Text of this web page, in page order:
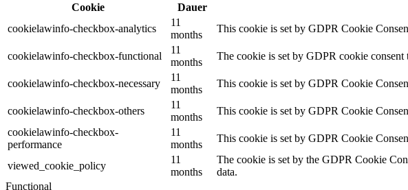
Cookie
Dauer
cookielawinfo-checkbox-analytics
11
months
This cookie is set by GDPR Cookie
cookielawinfo-checkbox-functional
11
months
The cookie is set by GDPR cookie
cookielawinfo-checkbox-necessary
11
months
This cookie is set by GDPR Cookie
cookielawinfo-checkbox-others
11
months
This cookie is set by GDPR Cookie
cookielawinfo-checkbox-
performance
11
months
This cookie is set by GDPR Cookie
viewed_cookie_policy
11
months
The cookie is set by the GDPR Cookie
data.
Functional